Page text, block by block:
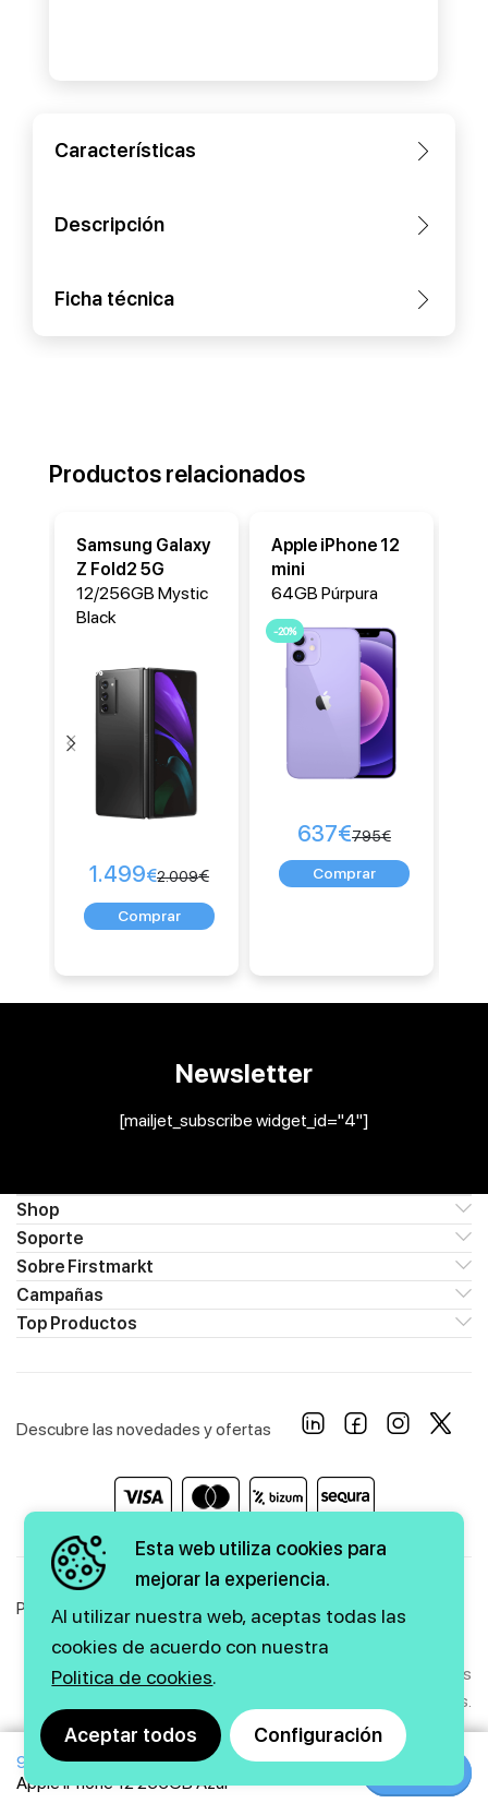
979€
Apple iPhone 12 256GB Azul
Características
Descripción
Ficha técnica
Productos relacionados
Samsung Galaxy
Z Fold2 5G
12/256GB Mystic
Black
-25%
2.009€
1.499€
Apple iPhone 12
mini
64GB Púrpura
-20%
795€
637€
Newsletter
[mailjet_subscribe widget_id="4"]
Shop
Soporte
Sobre Firstmarkt
Campañas
Top Productos
Descubre las novedades y ofertas
Política de Privacidad Política de Cookies Aviso Legal
Copyright © 2026 firstmarkt. Todos los derechos
reservados.
Agencia SEOy diseño web GMEDIA
Esta web utiliza cookies para
mejorar la experiencia.
Al utilizar nuestra web, aceptas todas las
cookies de acuerdo con nuestra
Politica de cookies.
Aceptar todos Configuración